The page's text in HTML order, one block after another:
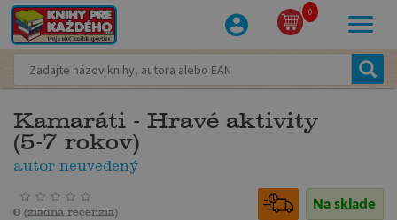
0
Kamaráti - Hravé aktivity
(5-7 rokov)
autor neuvedený
Na sklade
0 (žiadna recenzia)